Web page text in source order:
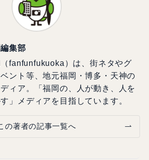
集部
fanfunfukuoka）は、街ネタやグ
ント等、地元福岡・博多・天神の
ィア。「福岡の、人が動き、人を
」メディアを目指しています。
の著者の記事一覧へ